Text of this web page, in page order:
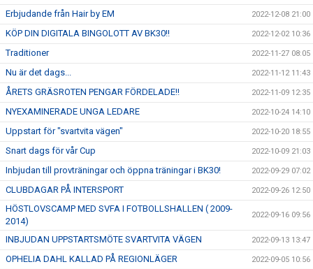
Erbjudande från Hair by EM 2022-12-08 21:00
KÖP DIN DIGITALA BINGOLOTT AV BK30!! 2022-12-02 10:36
Traditioner 2022-11-27 08:05
Nu är det dags... 2022-11-12 11:43
ÅRETS GRÄSROTEN PENGAR FÖRDELADE!! 2022-11-09 12:35
NYEXAMINERADE UNGA LEDARE 2022-10-24 14:10
Uppstart för "svartvita vägen" 2022-10-20 18:55
Snart dags för vår Cup 2022-10-09 21:03
Inbjudan till provträningar och öppna träningar i BK30! 2022-09-29 07:02
CLUBDAGAR PÅ INTERSPORT 2022-09-26 12:50
HÖSTLOVSCAMP MED SVFA I FOTBOLLSHALLEN ( 2009-
2014)
2022-09-16 09:56
INBJUDAN UPPSTARTSMÖTE SVARTVITA VÄGEN 2022-09-13 13:47
OPHELIA DAHL KALLAD PÅ REGIONLÄGER 2022-09-05 10:56